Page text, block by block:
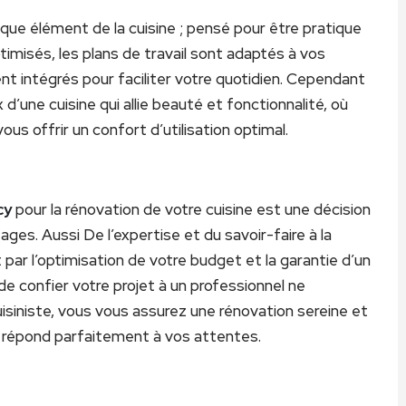
élément de la cuisine ; pensé pour être pratique
les plans de travail sont adaptés à vos
intégrés pour faciliter votre quotidien. Cependant
cuisine qui allie beauté et fonctionnalité, où
offrir un confort d’utilisation optimal.
pour la rénovation de votre cuisine est une décision
Aussi De l’expertise et du savoir-faire à la
l’optimisation de votre budget et la garantie d’un
confier votre projet à un professionnel ne
vous vous assurez une rénovation sereine et
répond parfaitement à vos attentes.